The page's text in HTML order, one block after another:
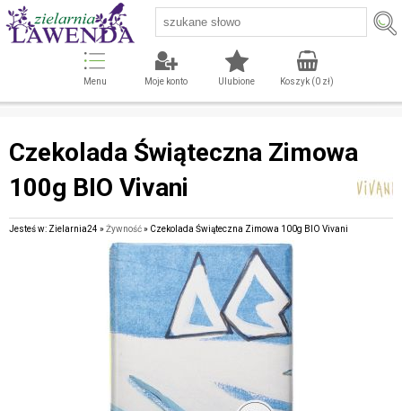
Menu Moje konto Ulubione Koszyk (0zł)
Czekolada Świąteczna Zimowa
100g BIO Vivani
Jesteś w: Zielarnia24 »Żywność» Czekolada Świąteczna Zimowa 100g BIO Vivani